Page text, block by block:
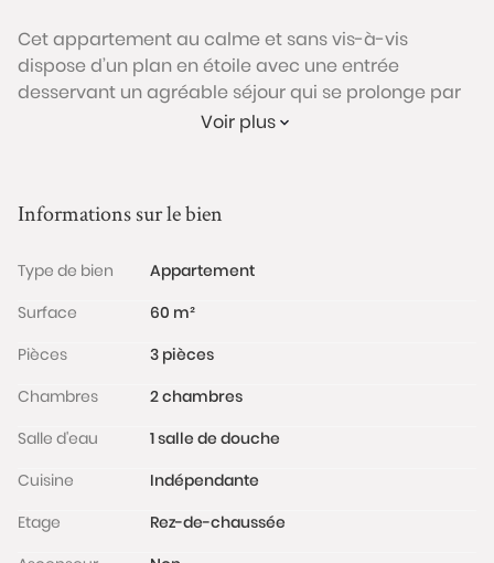
Cet appartement au calme et sans vis-à-vis
dispose d’un plan en étoile avec une entrée
desservant un agréable séjour qui se prolonge par
une belle terrasse de 46m² exposée Est, une
avec placard intégré. Une cave complète ce bien.
L'appartement est en bon état suite aux travaux
entrepris régulièrement (double vitrage, électricité
également d'une belle luminosité grâce à sa triple
exposition et sa belle hauteur sous plafond (3,1m
dans le séjour).
La copropriété est, située au coeur du quartier de la
Voir plus
Informations sur le bien
Type de bien
Appartement
Surface
60 m²
Pièces
3 pièces
Chambres
2 chambres
Salle d'eau
1 salle de douche
Cuisine
Indépendante
Etage
Rez-de-chaussée